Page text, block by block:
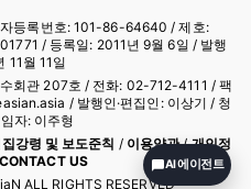
등록번호: 101-86-64640 / 제호:
/ 등록일: 2011년 9월 6일 / 발행
11월 11일
회관 207호 / 전화: 02-712-4111 / 팩
/ 발행인·편집인: 이상기 / 청
자: 이주형
강령 및 보도준칙 / 이용약관/개인정
CONTACT US
ALL RIGHTS RESERVED
AI 에이전트